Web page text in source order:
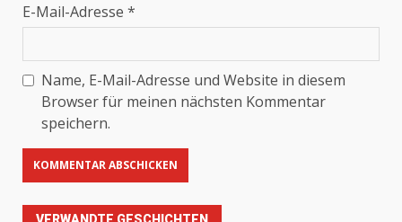
E-Mail-Adresse *
Name, E-Mail-Adresse und Website in diesem
Browser für meinen nächsten Kommentar
speichern.
VERWANDTE GESCHICHTEN